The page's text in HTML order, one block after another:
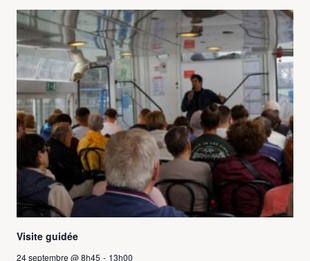
Visite guidée
24 septembre @ 8h45 - 13h00